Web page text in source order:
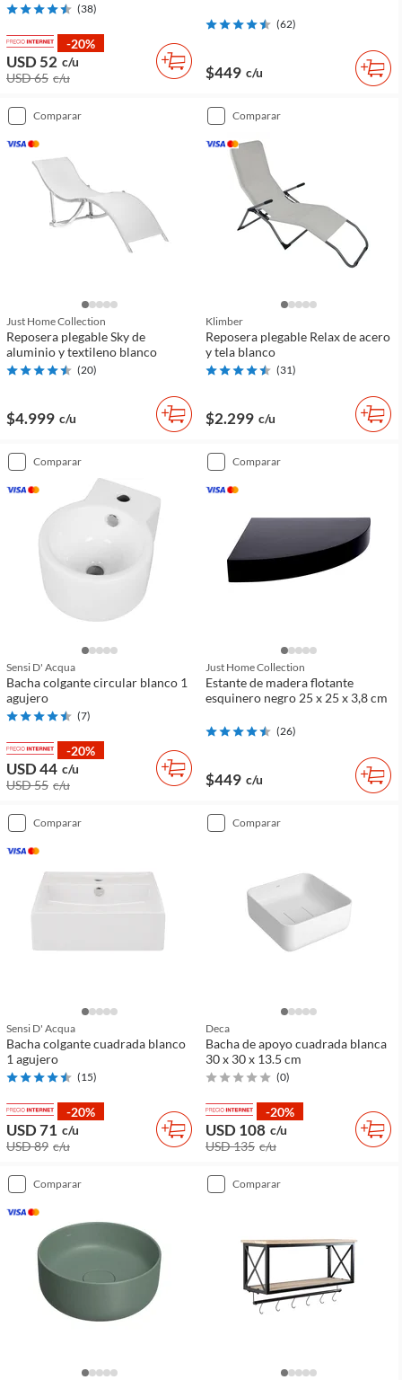
(38)
-20%
USD 52 c/u
USD 65 c/u
(62)
$449 c/u
comparar
Just Home Collection
Reposera plegable Sky de
aluminio y textileno blanco
(20)
$4.999 c/u
comparar
Klimber
Reposera plegable Relax de acero
y tela blanco
(31)
$2.299 c/u
comparar
Sensi D' Acqua
Bacha colgante circular blanco 1
agujero
(7)
-20%
USD 44 c/u
USD 55 c/u
comparar
Just Home Collection
Estante de madera flotante
esquinero negro 25 x 25 x 3,8 cm
(26)
$449 c/u
comparar
Sensi D' Acqua
Bacha colgante cuadrada blanco
1 agujero
(15)
-20%
USD 71 c/u
USD 89 c/u
comparar
Deca
Bacha de apoyo cuadrada blanca
30 x 30 x 13.5 cm
(0)
-20%
USD 108 c/u
USD 135 c/u
comparar comparar